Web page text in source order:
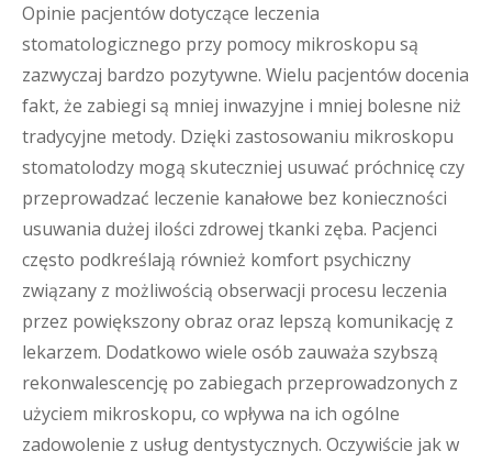
Opinie pacjentów dotyczące leczenia
stomatologicznego przy pomocy mikroskopu są
zazwyczaj bardzo pozytywne. Wielu pacjentów docenia
fakt, że zabiegi są mniej inwazyjne i mniej bolesne niż
tradycyjne metody. Dzięki zastosowaniu mikroskopu
stomatolodzy mogą skuteczniej usuwać próchnicę czy
przeprowadzać leczenie kanałowe bez konieczności
usuwania dużej ilości zdrowej tkanki zęba. Pacjenci
często podkreślają również komfort psychiczny
związany z możliwością obserwacji procesu leczenia
przez powiększony obraz oraz lepszą komunikację z
lekarzem. Dodatkowo wiele osób zauważa szybszą
rekonwalescencję po zabiegach przeprowadzonych z
użyciem mikroskopu, co wpływa na ich ogólne
zadowolenie z usług dentystycznych. Oczywiście jak w